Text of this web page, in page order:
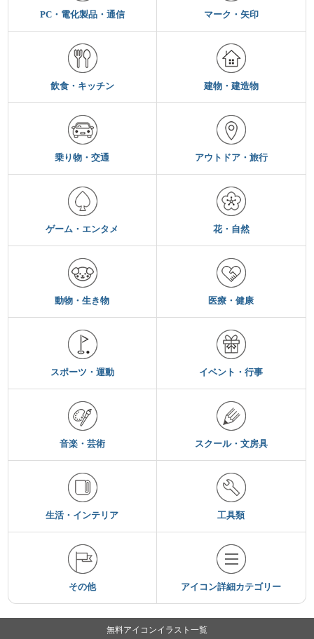
PC・電化製品・通信 マーク・矢印
飲食・キッチン 建物・建造物
乗り物・交通 アウトドア・旅行
ゲーム・エンタメ 花・自然
動物・生き物 医療・健康
スポーツ・運動 イベント・行事
音楽・芸術 スクール・文房具
生活・インテリア 工具類
その他 アイコン詳細カテゴリー
無料アイコンイラスト一覧